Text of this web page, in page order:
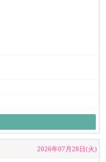
2026年07月28日(火)